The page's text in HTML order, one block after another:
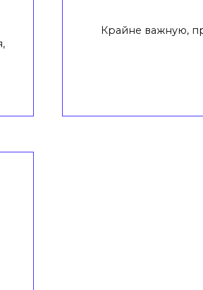
Крайне важную,